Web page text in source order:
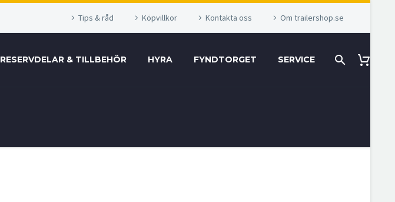
Tips & råd Köpvillkor Kontakta oss Om trailershop.se
RESERVDELAR & TILLBEHÖR HYRA FYNDTORGET SERVICE